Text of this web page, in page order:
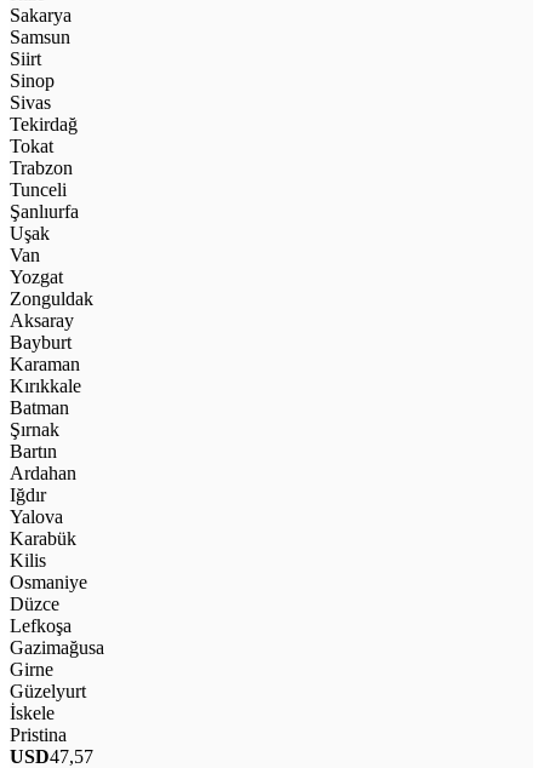
Sakarya
Samsun
Siirt
Sinop
Sivas
Tekirdağ
Tokat
Trabzon
Tunceli
Şanlıurfa
Uşak
Van
Yozgat
Zonguldak
Aksaray
Bayburt
Karaman
Kırıkkale
Batman
Şırnak
Bartın
Ardahan
Iğdır
Yalova
Karabük
Kilis
Osmaniye
Düzce
Lefkoşa
Gazimağusa
Girne
Güzelyurt
İskele
Pristina
USD47,57